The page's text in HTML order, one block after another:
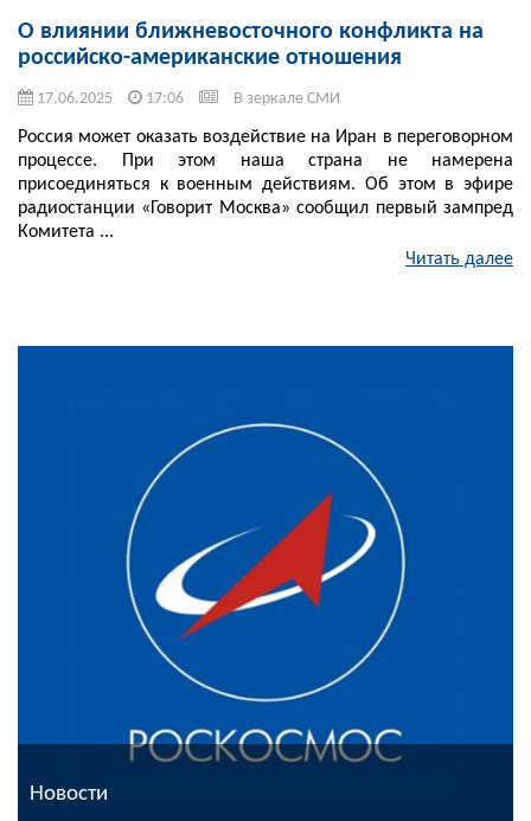
О влиянии ближневосточного конфликта на
российско-американские отношения
17.06.2025 17:06 В зеркале СМИ
Россия может оказать воздействие на Иран в переговорном
процессе. При этом наша страна не намерена
присоединяться к военным действиям. Об этом в эфире
радиостанции «Говорит Москва» сообщил первый зампред
Комитета ...
Читать далее
Новости